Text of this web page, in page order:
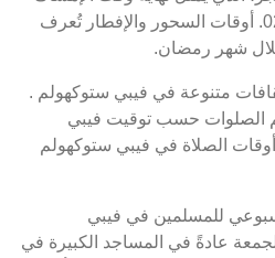
في فيبي ستوكهولم ، هو 02:18. أوقات السحور والإفطار تُعرف
شهر رمضان.
متنوعة في فيبي ستوكهولم .
الصلوات حسب توقيت فيبي
الصلاة في فيبي ستوكهولم
للمسلمين في فيبي
عادةً في المساجد الكبيرة في